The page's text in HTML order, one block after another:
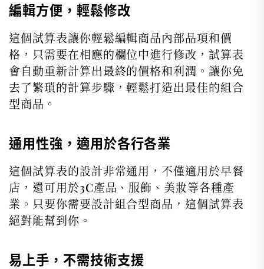
編輯方便，輕鬆修改
這個試算表讓你輕鬆編輯商品內部品項和價
格，只需要在相應的欄位中進行修改，試算表
會自動重新計算出最終的價格和利潤。讓你免
去了繁瑣的計算步驟，輕鬆打造出最佳的組合
型商品。
通用性強，適用於各行各業
這個試算表的設計非常通用，不僅適用於早餐
店，還可用於3C產品、服飾、美妝等各種產
業。只要你需要設計組合型商品，這個試算表
絕對能幫到你。
易上手，不需技術支援